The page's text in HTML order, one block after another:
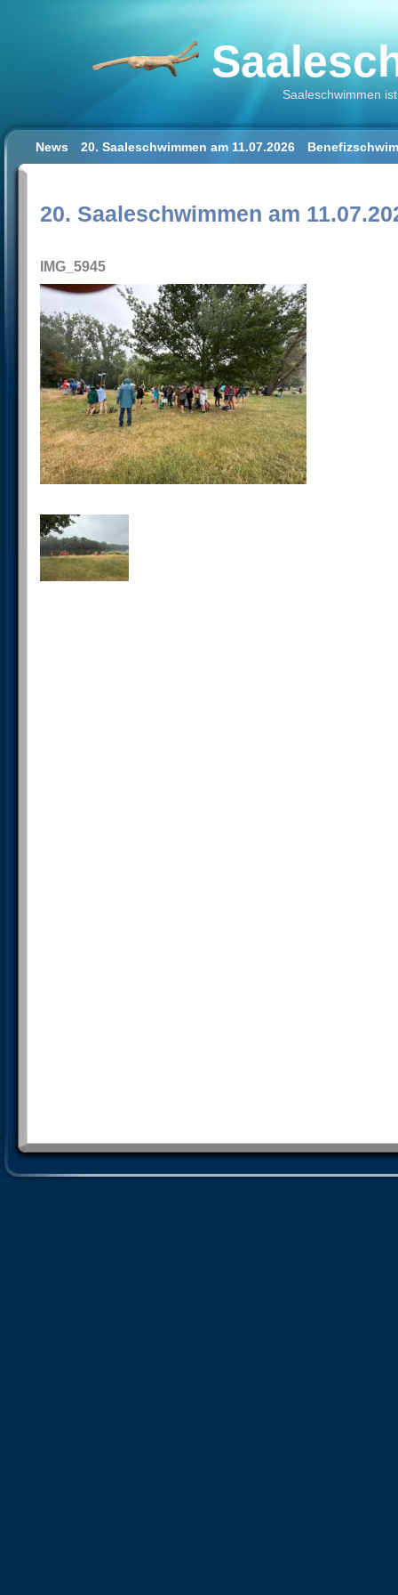
Saaleschwimmen
News 20. Saaleschwimmen am 11.07.2026
20. Saaleschwimmen am
IMG_5945